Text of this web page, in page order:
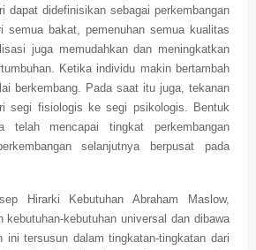
dapat didefinisikan sebagai perkembangan
semua bakat, pemenuhan semua kualitas
juga memudahkan dan meningkatkan
Ketika individu makin bertambah
berkembang. Pada saat itu juga, tekanan
segi fisiologis ke segi psikologis. Bentuk
telah mencapai tingkat perkembangan
selanjutnya berpusat pada
Hirarki Kebutuhan Abraham Maslow,
kebutuhan-kebutuhan universal dan dibawa
ini tersusun dalam tingkatan-tingkatan dari